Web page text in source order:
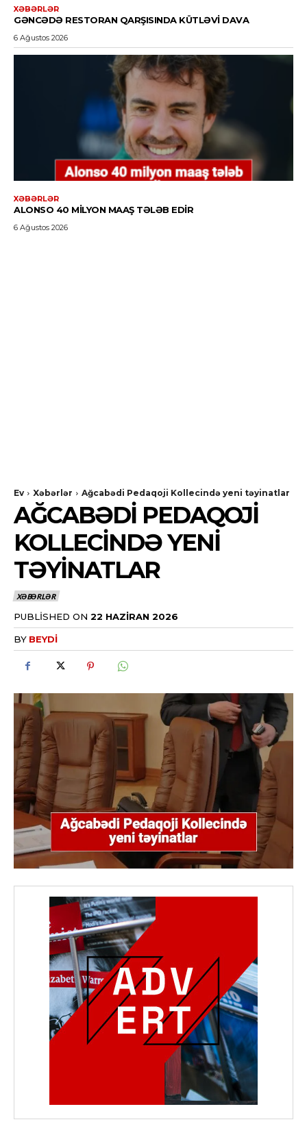
XƏBƏRLƏR
GƏNCƏDƏ RESTORAN QARŞISINDA KÜTLƏVI DAVA
6 Ağustos 2026
XƏBƏRLƏR
ALONSO 40 MILYON MAAŞ TƏLƏB EDIR
6 Ağustos 2026